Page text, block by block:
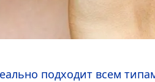
подходит всем